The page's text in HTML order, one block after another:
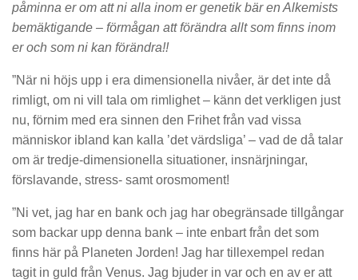
påminna er om att ni alla inom er genetik bär en Alkemists
bemäktigande – förmågan att förändra allt som finns inom
er och som ni kan förändra!!
”När ni höjs upp i era dimensionella nivåer, är det inte då
rimligt, om ni vill tala om rimlighet – känn det verkligen just
nu, förnim med era sinnen den Frihet från vad vissa
människor ibland kan kalla ’det värdsliga’ – vad de då talar
om är tredje-dimensionella situationer, insnärjningar,
förslavande, stress- samt orosmoment!
”Ni vet, jag har en bank och jag har obegränsade tillgångar
som backar upp denna bank – inte enbart från det som
finns här på Planeten Jorden! Jag har tillexempel redan
tagit in guld från Venus. Jag bjuder in var och en av er att